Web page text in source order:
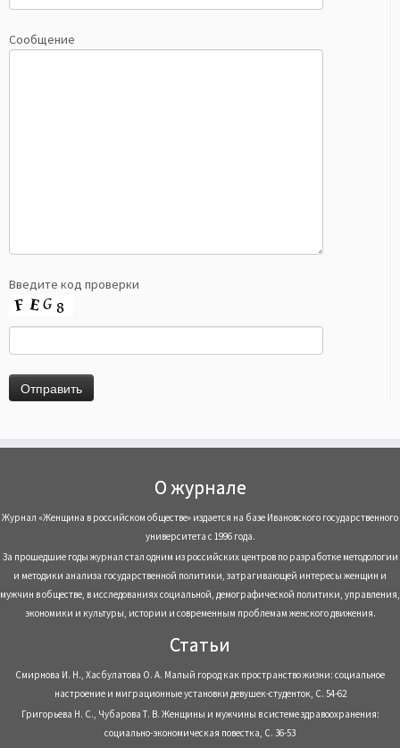
Сообщение
Введите код проверки
О журнале
Журнал «Женщина в российском обществе» издается на базе Ивановского государственного
университета с 1996 года.
За прошедшие годы журнал стал одним из российских центров по разработке методологии
и методики анализа государственной политики, затрагивающей интересы женщин и
мужчин в обществе, в исследованиях социальной, демографической политики, управления,
экономики и культуры, истории и современным проблемам женского движения.
Статьи
Смирнова И. Н., Хасбулатова О. А. Малый город как пространство жизни: социальное
настроение и миграционные установки девушек-студенток, С. 54-62
Григорьева Н. С., Чубарова Т. В. Женщины и мужчины в системе здравоохранения:
социально-экономическая повестка, С. 36-53